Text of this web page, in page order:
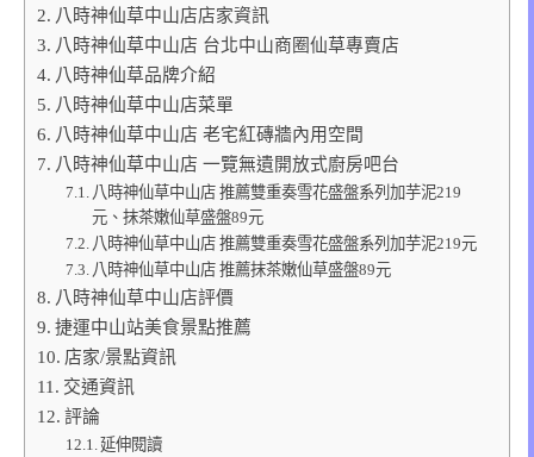
八時神仙草中山店店家資訊
八時神仙草中山店 台北中山商圈仙草專賣店
八時神仙草品牌介紹
八時神仙草中山店菜單
八時神仙草中山店 老宅紅磚牆內用空間
八時神仙草中山店 一覽無遺開放式廚房吧台
八時神仙草中山店 推薦雙重奏雪花盛盤系列加芋泥219
元、抹茶嫩仙草盛盤89元
八時神仙草中山店 推薦雙重奏雪花盛盤系列加芋泥219元
八時神仙草中山店 推薦抹茶嫩仙草盛盤89元
八時神仙草中山店評價
捷運中山站美食景點推薦
店家/景點資訊
交通資訊
評論
延伸閱讀